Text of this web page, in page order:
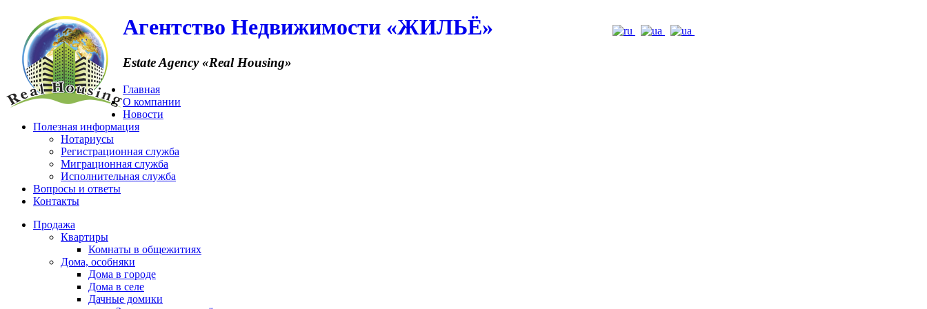
Агентство Недвижимости «ЖИЛЬЁ»
Estate Agency«Real Housing»
Главная
О компании
Новости
Полезная информация
Нотариусы
Регистрационная служба
Миграционная служба
Исполнительная служба
Вопросы и ответы
Контакты
Продажа
Квартиры
Комнаты в общежитиях
Дома, особняки
Дома в городе
Дома в селе
Дачные домики